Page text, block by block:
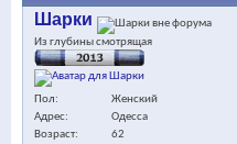
Шарки
Из глубины смотрящая
Пол
Женский
Адрес
Одесса
Возраст
62